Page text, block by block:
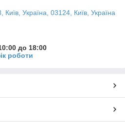
Україна, 03124, Київ, Україна
до 18:00
роботи